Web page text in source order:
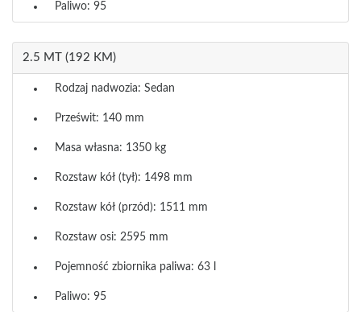
Paliwo: 95
2.5 MT (192 KM)
Rodzaj nadwozia: Sedan
Prześwit: 140 mm
Masa własna: 1350 kg
Rozstaw kół (tył): 1498 mm
Rozstaw kół (przód): 1511 mm
Rozstaw osi: 2595 mm
Pojemność zbiornika paliwa: 63 l
Paliwo: 95